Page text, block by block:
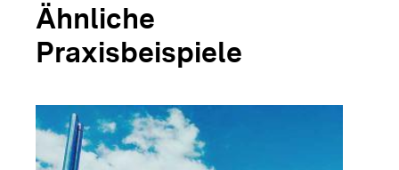
Ähnliche
Praxisbeispiele